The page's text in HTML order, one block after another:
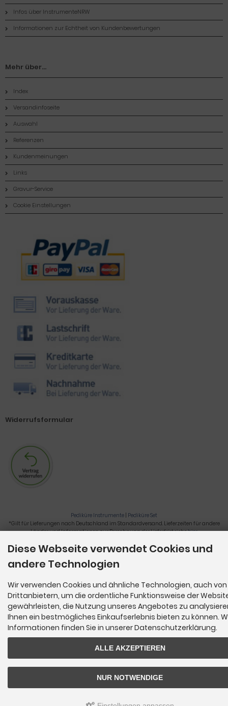
Infos über InstrumenteNRW
Informationen zur Echtheit von Kundenbewertungen
Mehr über...
Index
Versandinfoseite
Auswahl
Referenzen
Kundenmeinungen
Links
Gravur-Service
Cookie Einstellungen
Zahlungsmethoden
Widerrufsformular
Pediküre Instrumente | Pediküre Set
*Gilt für Lieferungen nach Deutschland im Standardversand. Lieferzeiten für andere
Länder und Informationen zur Berechnung der Lieferfrist siehehier.
Nagelzange, Podologie, Pediküre, Fußpflegegeräte, Nagelfräser © 2026
Diese Webseite verwendet Cookies und
andere Technologien
Wir verwenden Cookies und ähnliche Technologien, auch von
Drittanbietern, um die ordentliche Funktionsweise der
gewährleisten, die Nutzung unseres Angebotes zu
Ihnen ein bestmögliches Einkaufserlebnis bieten zu können.
Informationen finden Sie in unserer Datenschutzerklärung.
ALLE AKZEPTIEREN
NUR NOTWENDIGE